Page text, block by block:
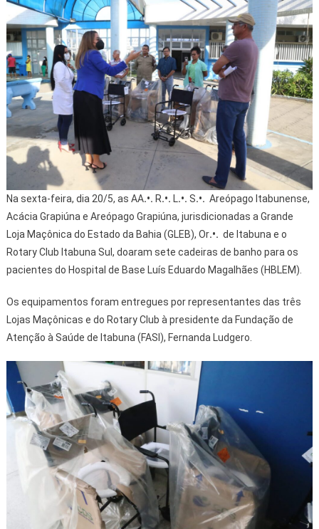
Na sexta-feira, dia 20/5, as AA.•. R.•. L.•. S.•. Areópago Itabunense,
Acácia Grapiúna e Areópago Grapiúna, jurisdicionadas a Grande
Loja Maçônica do Estado da Bahia (GLEB), Or.•. de Itabuna e o
Rotary Club Itabuna Sul, doaram sete cadeiras de banho para os
pacientes do Hospital de Base Luís Eduardo Magalhães (HBLEM).
Os equipamentos foram entregues por representantes das três
Lojas Maçônicas e do Rotary Club à presidente da Fundação de
Atenção à Saúde de Itabuna (FASI), Fernanda Ludgero.